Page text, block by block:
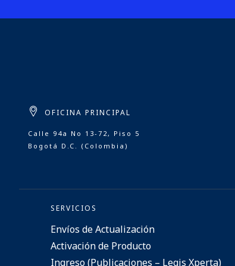
OFICINA PRINCIPAL
Calle 94a No 13-72, Piso 5
Bogotá D.C. (Colombia)
SERVICIOS
Envíos de Actualización
Activación de Producto
Ingreso (Publicaciones – Legis Xperta)